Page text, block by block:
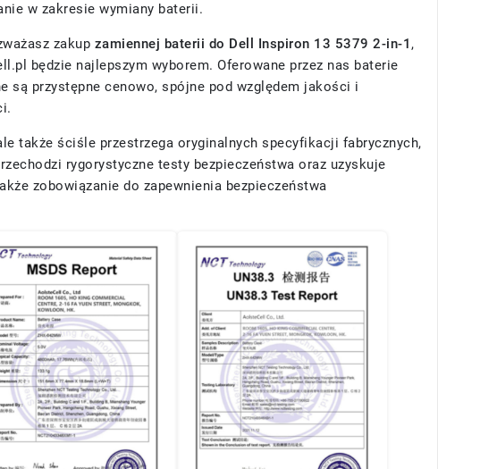
w zakresie wymiany baterii.
zakup zamiennej baterii do Dell Inspiron 13 5379 2-in-1 ,
będzie najlepszym wyborem. Oferowane przez nas baterie
są przystępne cenowo, spójne pod względem jakości i
także ściśle przestrzega oryginalnych specyfikacji fabrycznych,
rygorystyczne testy bezpieczeństwa oraz uzyskuje
zobowiązanie do zapewnienia bezpieczeństwa